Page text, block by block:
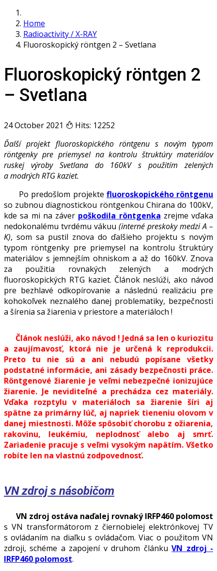
Home
Radioactivity / X-RAY
Fluoroskopický röntgen 2 – Svetlana
Fluoroskopický röntgen 2
– Svetlana
24 October 2021
Hits: 12252
Ďalší projekt fluoroskopického röntgenu s novým typom
röntgenky pre priemysel na kontrolu štruktúry materiálov
ruskej výroby Svetlana do 160kV s použitím zelených
a modrých RTG kaziet.
Po predošlom projekte fluoroskopického röntgenu
so zubnou diagnostickou röntgenkou Chirana do 100kV,
kde sa mi na záver poškodila röntgenka zrejme vďaka
nedokonalému tvrdému vákuu (interné preskoky medzi A –
K), som sa pustil znova do ďalšieho projektu s novým
typom röntgenky pre priemysel na kontrolu štruktúry
materiálov s jemnejším ohniskom a až do 160kV. Znova
za použitia rovnakých zelených a modrých
fluoroskopických RTG kaziet. Článok neslúži, ako návod
pre bezhlavé odkopírovanie a následnú realizáciu pre
kohokoľvek neznalého danej problematiky, bezpečnosti
a šírenia sa žiarenia v priestore a materiáloch !
Článok neslúži, ako návod ! Jedná sa len o kuriozitu
a zaujímavosť, ktorá nie je určená k reprodukcii.
Preto tu nie sú a ani nebudú popísane všetky
podstatné informácie, ani zásady bezpečnosti práce.
Röntgenové žiarenie je veľmi nebezpečné ionizujúce
žiarenie. Je neviditeľné a prechádza cez materiály.
Vďaka rozptylu v materiáloch sa žiarenie šíri aj
spätne za primárny lúč, aj napriek tieneniu olovom v
danej miestnosti. Môže spôsobiť chorobu z ožiarenia,
rakovinu, leukémiu, neplodnosť alebo aj smrť.
Zariadenie pracuje s veľmi vysokým napätím. Všetko
robíte len na vlastnú zodpovednosť.
VN zdroj s násobičom
VN zdroj ostáva naďalej rovnaký IRFP460 polomost
s VN transformátorom z čiernobielej elektrónkovej TV
s ovládaním na diaľku s ovládačom. Viac o použitom VN
zdroji, schéme a zapojení v druhom článkuVN zdroj -
IRFP460 polomost.